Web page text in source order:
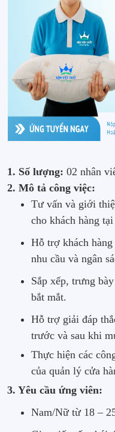
1. Số lượng: 02 nhân
2. Mô tả công việc:
Tư vấn và giới
cho khách hàng
Hỗ trợ khách
nhu cầu và ngân
Sắp xếp, trưng
bắt mắt.
Hỗ trợ giải đáp
trước và sau khi
Thực hiện các
của quản lý cửa
3. Yêu cầu ứng viên:
Nam/Nữ từ 18 –